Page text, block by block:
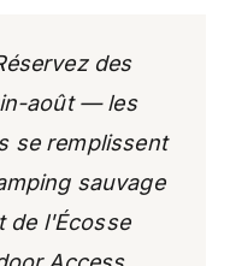
des
août — les
se remplissent
sauvage
de l'Écosse